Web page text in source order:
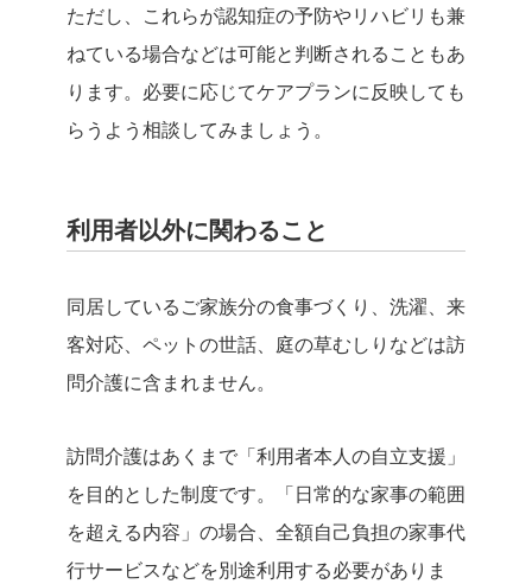
ただし、これらが認知症の予防やリハビリも兼
ねている場合などは可能と判断されることもあ
ります。必要に応じてケアプランに反映しても
らうよう相談してみましょう。
利用者以外に関わること
同居しているご家族分の食事づくり、洗濯、来
客対応、ペットの世話、庭の草むしりなどは訪
問介護に含まれません。
訪問介護はあくまで「利用者本人の自立支援」
を目的とした制度です。「日常的な家事の範囲
を超える内容」の場合、全額自己負担の家事代
行サービスなどを別途利用する必要がありま